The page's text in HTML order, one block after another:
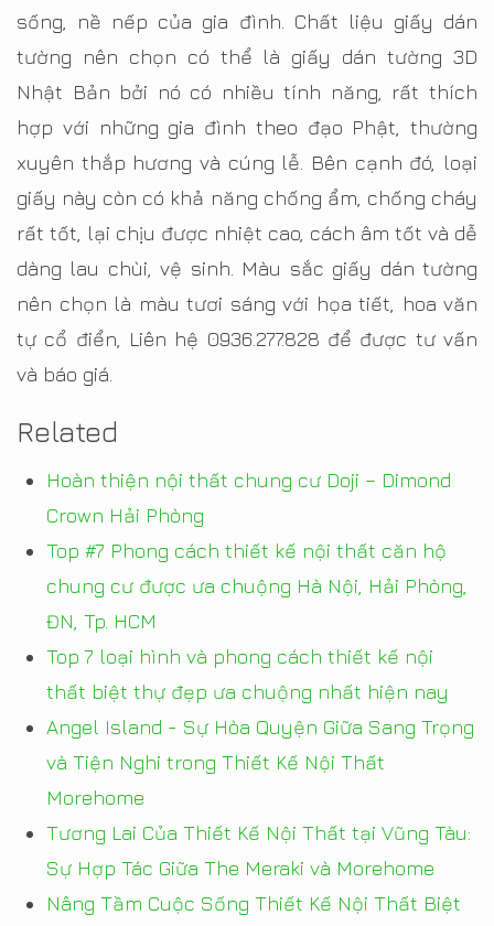
sống, nề nếp của gia đình. Chất liệu giấy dán
tường nên chọn có thể là giấy dán tường 3D
Nhật Bản bởi nó có nhiều tính năng, rất thích
hợp với những gia đình theo đạo Phật, thường
xuyên thắp hương và cúng lễ. Bên cạnh đó, loại
giấy này còn có khả năng chống ẩm, chống cháy
rất tốt, lại chịu được nhiệt cao, cách âm tốt và dễ
dàng lau chùi, vệ sinh. Màu sắc giấy dán tường
nên chọn là màu tươi sáng với họa tiết, hoa văn
tự cổ điển, Liên hệ 0936.277.828 để được tư vấn
và báo giá.
Related
Hoàn thiện nội thất chung cư Doji – Dimond
Crown Hải Phòng
Top #7 Phong cách thiết kế nội thất căn hộ
chung cư được ưa chuộng Hà Nội, Hải Phòng,
ĐN, Tp. HCM
Top 7 loại hình và phong cách thiết kế nội
thất biệt thự đẹp ưa chuộng nhất hiện nay
Angel Island - Sự Hòa Quyện Giữa Sang Trọng
và Tiện Nghi trong Thiết Kế Nội Thất
Morehome
Tương Lai Của Thiết Kế Nội Thất tại Vũng Tàu:
Sự Hợp Tác Giữa The Meraki và Morehome
Nâng Tầm Cuộc Sống Thiết Kế Nội Thất Biệt